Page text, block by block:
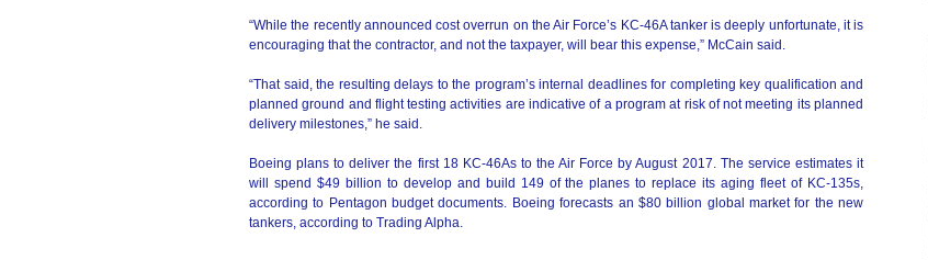
“While the recently announced cost overrun on the Air Force’s KC-46A tanker is deeply unfortunate, it is
encouraging that the contractor, and not the taxpayer, will bear this expense,” McCain said.
“That said, the resulting delays to the program’s internal deadlines for completing key qualification and
planned ground and flight testing activities are indicative of a program at risk of not meeting its planned
delivery milestones,” he said.
Boeing plans to deliver the first 18 KC-46As to the Air Force by August 2017. The service estimates it
will spend $49 billion to develop and build 149 of the planes to replace its aging fleet of KC-135s,
according to Pentagon budget documents. Boeing forecasts an $80 billion global market for the new
tankers, according to Trading Alpha.